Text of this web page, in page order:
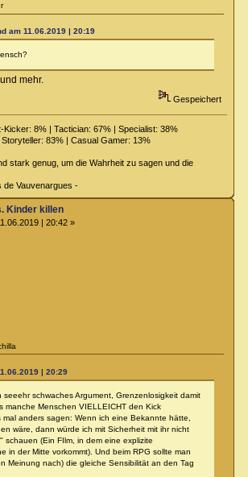
am 11.06.2019 | 20:19
mehr.
Gespeichert
Kicker: 8% | Tactician: 67% | Specialist: 38%
83% | Casual Gamer: 13%
stark genug, um die Wahrheit zu sagen und die
de Vauvenargues -
Kinder killen
| 20:42 »
| 20:29
schwaches Argument, Grenzenlosigkeit damit
manche Menschen VIELLEICHT den Kick
anders sagen: Wenn ich eine Bekannte hätte,
wäre, dann würde ich mit Sicherheit mit ihr nicht
schauen (Ein FIlm, in dem eine explizite
in der Mitte vorkommt). Und beim RPG sollte man
Meinung nach) die gleiche Sensibilität an den Tag